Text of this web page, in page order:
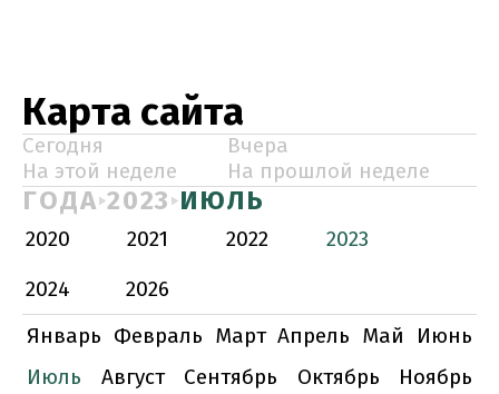
Карта сайта
Сегодня
Вчера
На этой неделе
На прошлой неделе
ГОДА 2023 ИЮЛЬ
2020 2021 2022
2023
2024
2026
Январь Февраль Март Апрель Май
Июнь
Июль
Август Сентябрь Октябрь
Ноябрь